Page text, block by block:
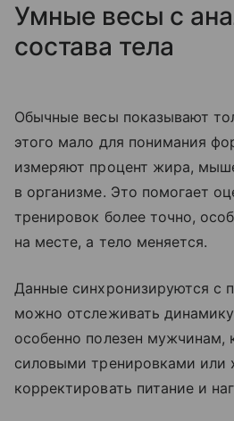
Умные весы с
состава тела
Обычные весы показывают
этого мало для понимания
измеряют процент жира,
в организме. Это помогает
тренировок более точно,
на месте, а тело меняется.
Данные синхронизируются с
можно отслеживать
особенно полезен мужчинам,
силовыми тренировками или
корректировать питание и